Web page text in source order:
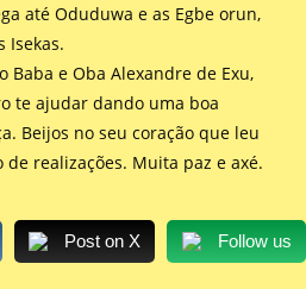
até Oduduwa e as Egbe orun,
Isekas.
Baba e Oba Alexandre de Exu,
te ajudar dando uma boa
Beijos no seu coração que leu
realizações. Muita paz e axé.
Post on X Follow us